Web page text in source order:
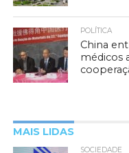
POLÍTICA
China
médicos
MAIS LIDAS
SOCIEDADE